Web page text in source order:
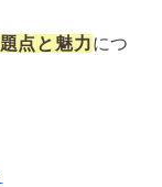
点と魅力につ